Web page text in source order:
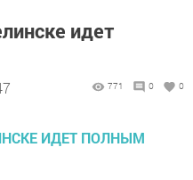
идет
771 0 0